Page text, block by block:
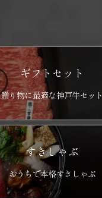
ギフトセット
贈り物に最適な神戸牛セット
すきしゃぶ
おうちで本格すきしゃぶ